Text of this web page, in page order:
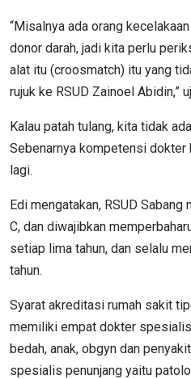
“Misalnya ada orang
donor darah, jadi kita perlu
alat itu (croosmatch) itu yang
rujuk ke RSUD Zainoel Abidin,”
Kalau patah tulang, kita tidak
Sebenarnya kompetensi dokter
lagi.
Edi mengatakan, RSUD
C, dan diwajibkan
setiap lima tahun, dan selalu
tahun.
Syarat akreditasi rumah sakit
memiliki empat dokter
bedah, anak, obgyn dan
spesialis penunjang yaitu